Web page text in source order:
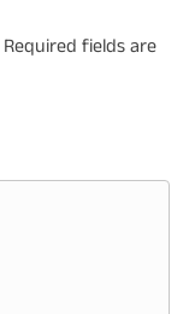
Required fields are